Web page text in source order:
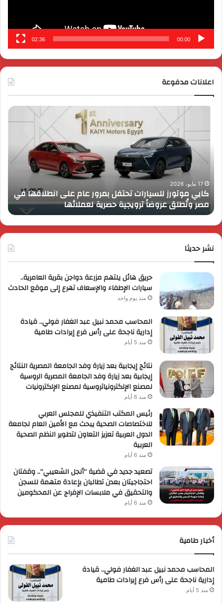
00:00
02:36
اعلانات مدفوعة
للسيارات
تحتفل
بمرور
عام
انطلاقها
في
مصر
وتُطلق
عروضاً
ترويجية
حصرية
17 مايو، 2026
كايي موتورز للسيارات تحتفل بمرور عام على انطلاقها في
مصر وتُطلق عروضاً ترويجية حصرية لعملائها
نشر حديثا
حريق هائل يلتهم مزرعة دواجن بقرية العامرية..
سيارات الإطفاء والإسعاف تهرع إلى موقع الحادث
منذ يوم واحد
المحاسب محمد نبيل عبد الغفار فولي.. قيادة
إدارية ناجحة على رأس فرع إيرادات طامية
منذ 5 أيام
نتائج إيجابية بعد زيارة وفد الجامعة المصرية النتائج
إيجابية بعد زيارة وفد الجامعة المصرية الروسية
لمصنع الإلكترونياتروسية لمصنع الإلكترونيات
منذ 6 أيام
رئيس المكتب التنفيذي للمجلس العربي
للاختصاصات الصحية يبحث مع الأمين العام لجامعة
الدول العربية تعزيز التعاون لتطوير النظم الصحية
العربية
منذ 6 أيام
تصعيد جديد في قضية “أنجل الشعيبي”.. وقفتان
احتجاجيتان بعدن تطالبان بإعادة متهمة للسجن
والتحقيق في ملابسات الإفراج عن المحكومين
منذ 6 أيام
أخبار طامية
المحاسب محمد نبيل عبد الغفار فولي.. قيادة
إدارية ناجحة على رأس فرع إيرادات طامية
منذ 5 أيام